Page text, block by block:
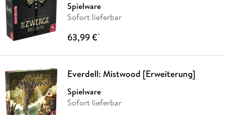
Spielware
Sofort lieferbar
63,99 €*
Everdell: Mistwood [Erweiterung]
Spielware
Sofort lieferbar